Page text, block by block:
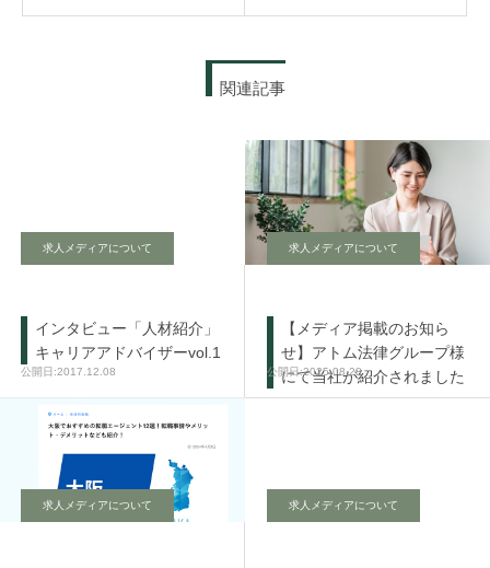
関連記事
求人メディアについて
インタビュー「人材紹介」
キャリアアドバイザーvol.1
2017.12.08
求人メディアについて
【メディア掲載のお知ら
せ】アトム法律グループ様
にて当社が紹介されました
2025.08.28
求人メディアについて 求人メディアについて